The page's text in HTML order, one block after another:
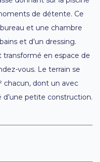
de détente. Ce
et une chambre
et d’un dressing.
en espace de
vous. Le terrain se
chacun, dont un avec
d’une petite construction.